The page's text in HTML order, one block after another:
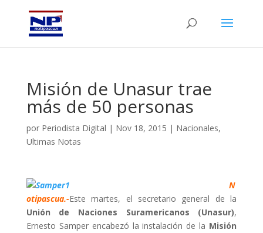
Misión de Unasur trae
más de 50 personas
por Periodista Digital | Nov 18, 2015 | Nacionales,
Ultimas Notas
N
otipascua.-Este martes, el secretario general de la
Unión de Naciones Suramericanos (Unasur),
Ernesto Samper encabezó la instalación de la Misión